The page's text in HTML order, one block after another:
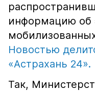
информацию об
Новостью
«Астрахань 24».
Так,